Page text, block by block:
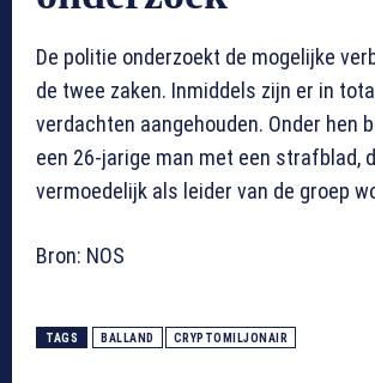
De politie onderzoekt de mogelijke
de twee zaken. Inmiddels zijn er in
verdachten aangehouden. Onder hen
een 26-jarige man met een strafblad,
vermoedelijk als leider van de groep
Bron: NOS
TAGS BALLAND CRYPTOMILJONAIR